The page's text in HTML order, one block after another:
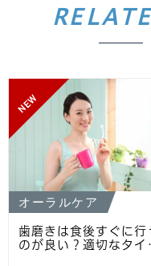
NEW
オーラルケア
歯磨きは食後すぐに行
のが良い？適切なタ